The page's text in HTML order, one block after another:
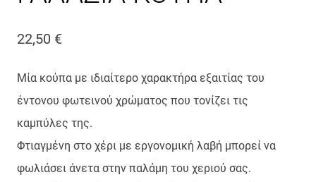
22,50 €
Μία κούπα με ιδιαίτερο χαρακτήρα εξαιτίας του
έντονου φωτεινού χρώματος που τονίζει τις
καμπύλες της.
Φτιαγμένη στο χέρι με εργονομική λαβή μπορεί να
φωλιάσει άνετα στην παλάμη του χεριού σας.